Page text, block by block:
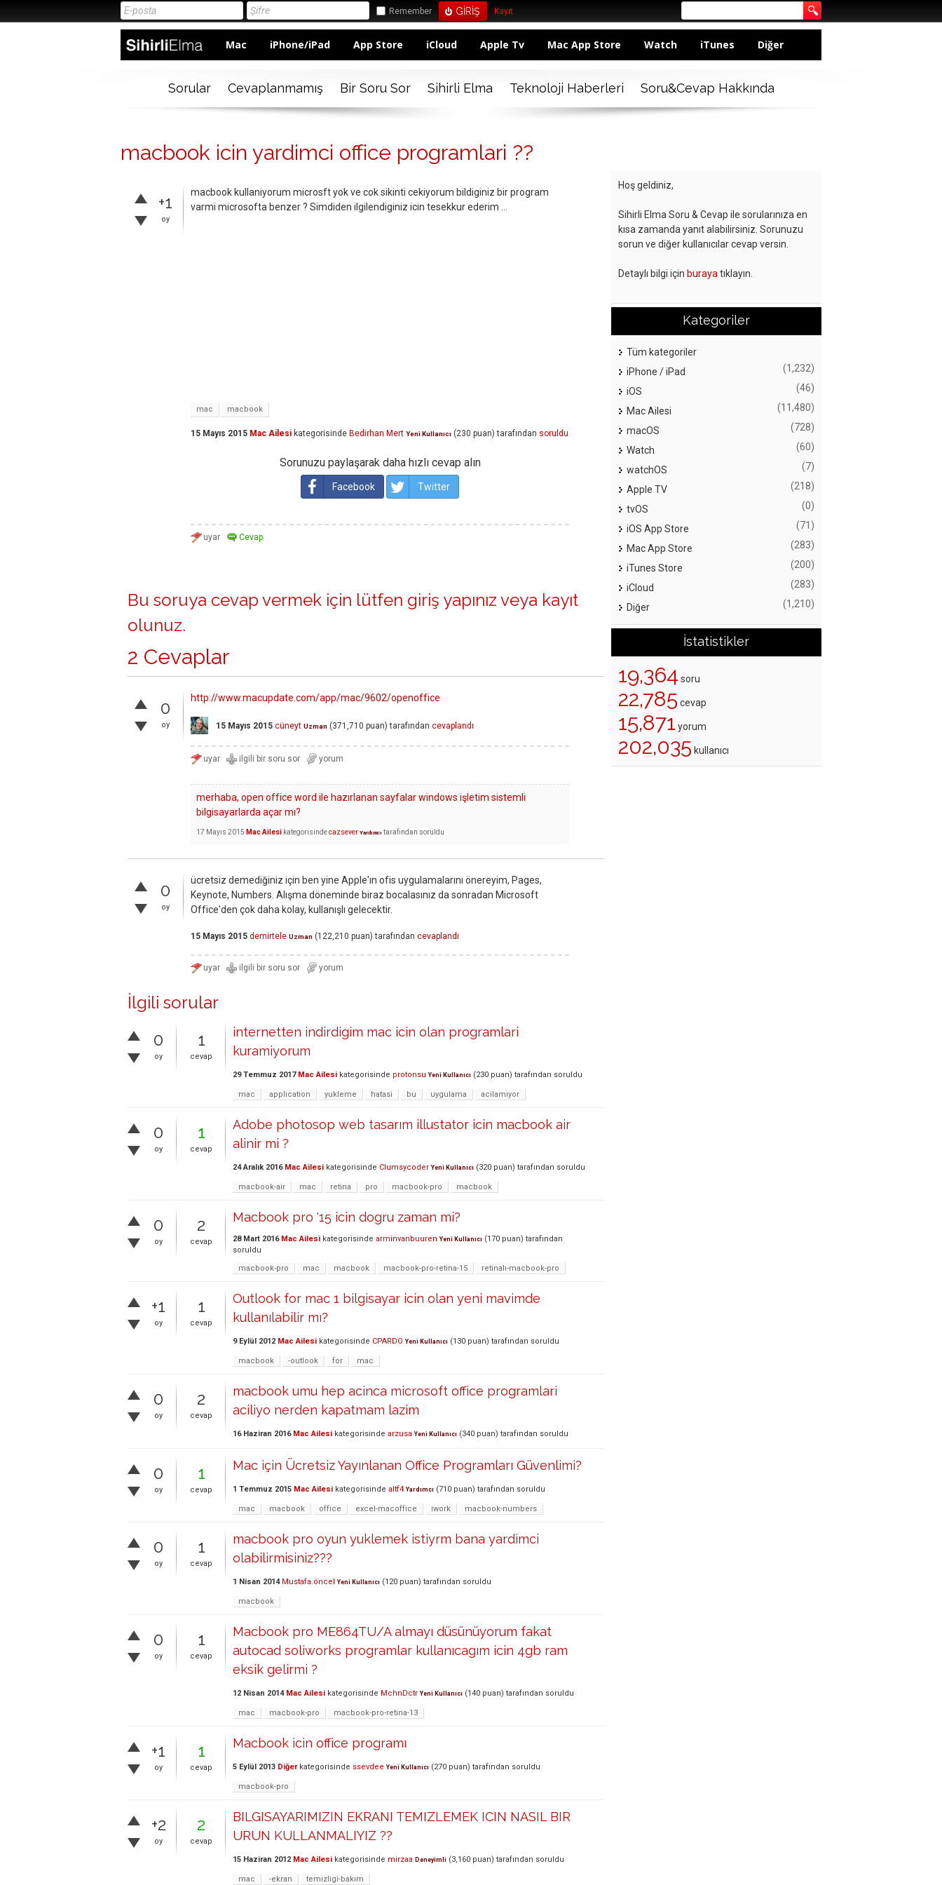
Remember Kayıt
Mac iPhone/iPad App Store iCloud Apple Tv Mac App Store Watch iTunes Diğer
Sorular Cevaplanmamış Bir Soru Sor Sihirli Elma Teknoloji Haberleri Soru&Cevap Hakkında
macbook icin yardimci office programlari ??
+1
oy
macbook kullaniyorum microsft yok ve cok sikinti cekiyorum bildiginiz bir program
varmi microsofta benzer ? Simdiden ilgilendiginiz icin tesekkur ederim ...
mac macbook
15 Mayıs 2015 Mac Ailesi kategorisinde Bedirhan Mert Yeni Kullanıcı (230 puan) tarafından soruldu
Sorunuzu paylaşarak daha hızlı cevap alın
Facebook Twitter
Bu soruya cevap vermek için lütfen giriş yapınız veya kayıt
olunuz.
2 Cevaplar
0
oy
http://www.macupdate.com/app/mac/9602/openoffice
15 Mayıs 2015 cüneyt Uzman (371,710 puan) tarafından cevaplandı
merhaba, open office word ile hazırlanan sayfalar windows işletim sistemli
bilgisayarlarda açar mı?
17 Mayıs 2015 Mac Ailesi kategorisindecazsever Yardımcı tarafından soruldu
0
oy
ücretsiz demediğiniz için ben yine Apple'ın ofis uygulamalarını önereyim, Pages,
Keynote, Numbers. Alışma döneminde biraz bocalasınız da sonradan Microsoft
Office'den çok daha kolay, kullanışlı gelecektir.
15 Mayıs 2015 demirtele Uzman (122,210 puan) tarafından cevaplandı
İlgili sorular
0
oy
1
cevap
internetten indirdigim mac icin olan programlari
kuramiyorum
29 Temmuz 2017 Mac Ailesi kategorisinde protonsu Yeni Kullanıcı (230 puan) tarafından soruldu
mac application yukleme hatasi bu uygulama acilamiyor
0
oy
1
cevap
Adobe photosop web tasarım illustator icin macbook air
alinir mi ?
24 Aralık 2016 Mac Ailesi kategorisinde Clumsycoder Yeni Kullanıcı (320 puan) tarafından soruldu
macbook-air mac retina pro macbook-pro macbook
0
oy
2
cevap
Macbook pro '15 icin dogru zaman mi?
28 Mart 2016 Mac Ailesi kategorisinde arminvanbuuren Yeni Kullanıcı (170 puan) tarafından
soruldu
macbook-pro
mac macbook macbook-pro-retina-15 retinalı-macbook-pro
+1
oy
1
cevap
Outlook for mac 1 bilgisayar icin olan yeni mavimde
kullanılabilir mı?
9 Eylül 2012 Mac Ailesi kategorisinde CPARDO Yeni Kullanıcı (130 puan) tarafından soruldu
macbook -outlook for mac
0
oy
2
cevap
macbook umu hep acinca microsoft office programlari
aciliyo nerden kapatmam lazim
16 Haziran 2016 Mac Ailesi kategorisinde arzusa Yeni Kullanıcı (340 puan) tarafından soruldu
0
oy
1
cevap
Mac için Ücretsiz Yayınlanan Office Programları Güvenlimi?
1 Temmuz 2015 Mac Ailesi kategorisinde altf4 Yardımcı (710 puan) tarafından soruldu
mac macbook office excel-macoffice iwork macbook-numbers
0
oy
1
cevap
macbook pro oyun yuklemek istiyrm bana yardimci
olabilirmisiniz???
1 Nisan 2014 Mustafa.öncel Yeni Kullanıcı (120 puan) tarafından soruldu
macbook
0
oy
1
cevap
Macbook pro ME864TU/A almayı düsünüyorum fakat
autocad soliworks programlar kullanıcagım icin 4gb ram
eksik gelirmi ?
12 Nisan 2014 Mac Ailesi kategorisinde MchnDctr Yeni Kullanıcı (140 puan) tarafından soruldu
mac macbook-pro macbook-pro-retina-13
+1
oy
1
cevap
Macbook icin office programı
5 Eylül 2013 Diğerkategorisinde ssevdee Yeni Kullanıcı (270 puan) tarafından soruldu
macbook-pro
+2
oy
2
cevap
BILGISAYARIMIZIN EKRANI TEMIZLEMEK ICIN NASIL BIR
URUN KULLANMALIYIZ ??
15 Haziran 2012 Mac Ailesi kategorisinde mirzaa Deneyimli (3,160 puan) tarafından soruldu
mac -ekran temizligi-bakım
Hoş geldiniz,
Sihirli Elma Soru & Cevap ile sorularınıza en
kısa zamanda yanıt alabilirsiniz. Sorunuzu
sorun ve diğer kullanıcılar cevap versin.
Detaylı bilgi için buraya tıklayın.
Kategoriler
Tüm kategoriler
iPhone / iPad
(1,232)
iOS (46)
Mac Ailesi (11,480)
macOS (728)
Watch (60)
watchOS (7)
Apple TV (218)
tvOS (0)
iOS App Store (71)
Mac App Store (283)
iTunes Store (200)
iCloud (283)
Diğer (1,210)
İstatistikler
19,364 soru
22,785 cevap
15,871 yorum
202,035 kullanıcı